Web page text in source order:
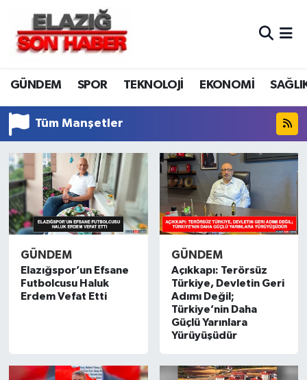
GÜNDEM SPOR TEKNOLOJİ EKONOMİ
Tüm Manşetler
GÜNDEM
Elazığspor’un Efsane
Futbolcusu Haluk
Erdem Vefat Etti
GÜNDEM
Açıkkapı: Terörsüz
Türkiye, Devletin Geri
Adımı Değil;
Türkiye’nin Daha
Güçlü Yarınlara
Yürüyüşüdür
CANLI YAYIN
ASAYİŞ
BİLİM VE TEKNOLOJİ
DÜNYA
EĞİTİM
EKONOMİ
ELAZIĞ
GENEL
HABERDE İNSAN
Merkez Hava Durumu
Merkez Trafik Yoğunluk Haritası
Süper Lig Puan Durumu ve Fikstür
Tüm Manşetler
Son Dakika Haberleri
Haber Arşivi